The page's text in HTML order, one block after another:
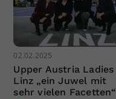
02.02.2025
Upper Austria Ladies
Linz „ein Juwel mit
sehr vielen Facetten“